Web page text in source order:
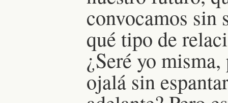
convocamos sin
qué tipo de
¿Seré yo
ojalá sin